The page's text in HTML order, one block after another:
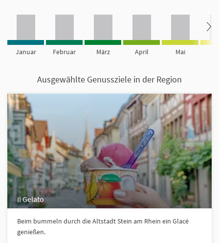
Januar Februar März April Mai
Ausgewählte Genussziele in der Region
Il Gelato
Beim bummeln durch die Altstadt Stein am Rhein ein Glacé
genießen.